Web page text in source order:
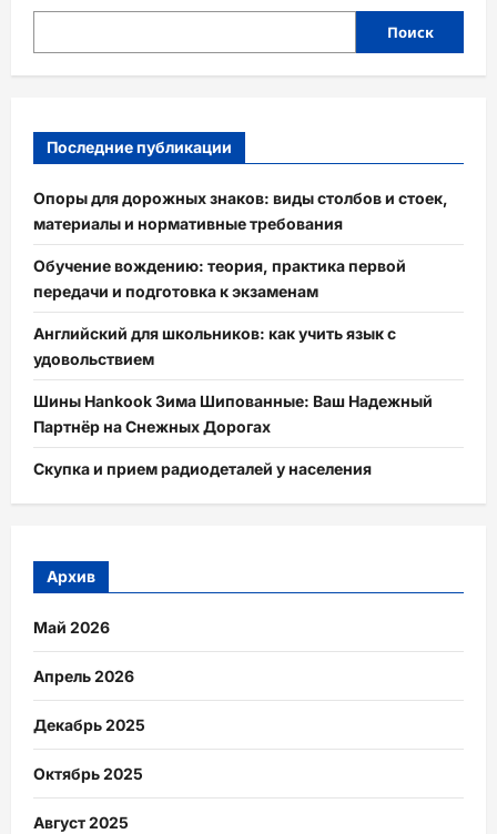
Поиск
Последние публикации
Опоры для дорожных знаков: виды столбов и стоек,
материалы и нормативные требования
Обучение вождению: теория, практика первой
передачи и подготовка к экзаменам
Английский для школьников: как учить язык с
удовольствием
Шины Hankook Зима Шипованные: Ваш Надежный
Партнёр на Снежных Дорогах
Скупка и прием радиодеталей у населения
Архив
Май 2026
Апрель 2026
Декабрь 2025
Октябрь 2025
Август 2025